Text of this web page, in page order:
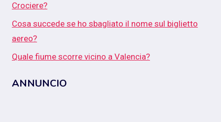
Crociere?
Cosa succede se ho sbagliato il nome sul biglietto
aereo?
Quale fiume scorre vicino a Valencia?
ANNUNCIO